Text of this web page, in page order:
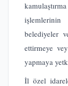
belediyeler
ettirmeye
yapmaya
İl özel